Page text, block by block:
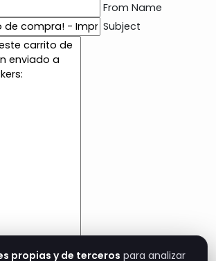
From Name
Subject
propias y de terceros para analizar